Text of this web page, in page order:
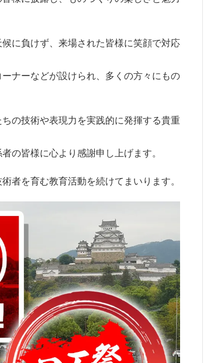
に負けず、来場された皆様に笑顔で対応
ナーなどが設けられ、多くの方々にもの
の技術や表現力を実践的に発揮する貴重
の皆様に心より感謝申し上げます。
者を育む教育活動を続けてまいります。